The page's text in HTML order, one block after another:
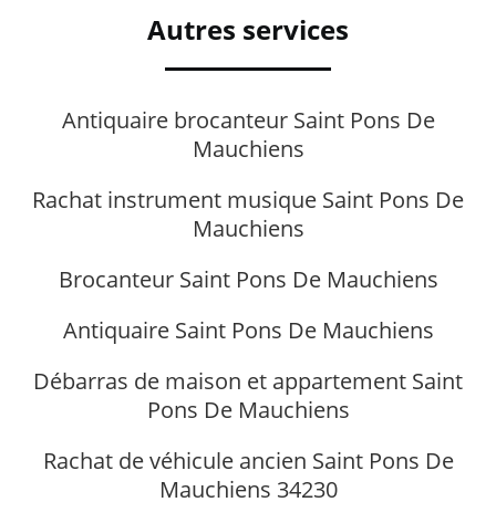
Autres services
Antiquaire brocanteur Saint Pons De
Mauchiens
Rachat instrument musique Saint Pons De
Mauchiens
Brocanteur Saint Pons De Mauchiens
Antiquaire Saint Pons De Mauchiens
Débarras de maison et appartement Saint
Pons De Mauchiens
Rachat de véhicule ancien Saint Pons De
Mauchiens 34230